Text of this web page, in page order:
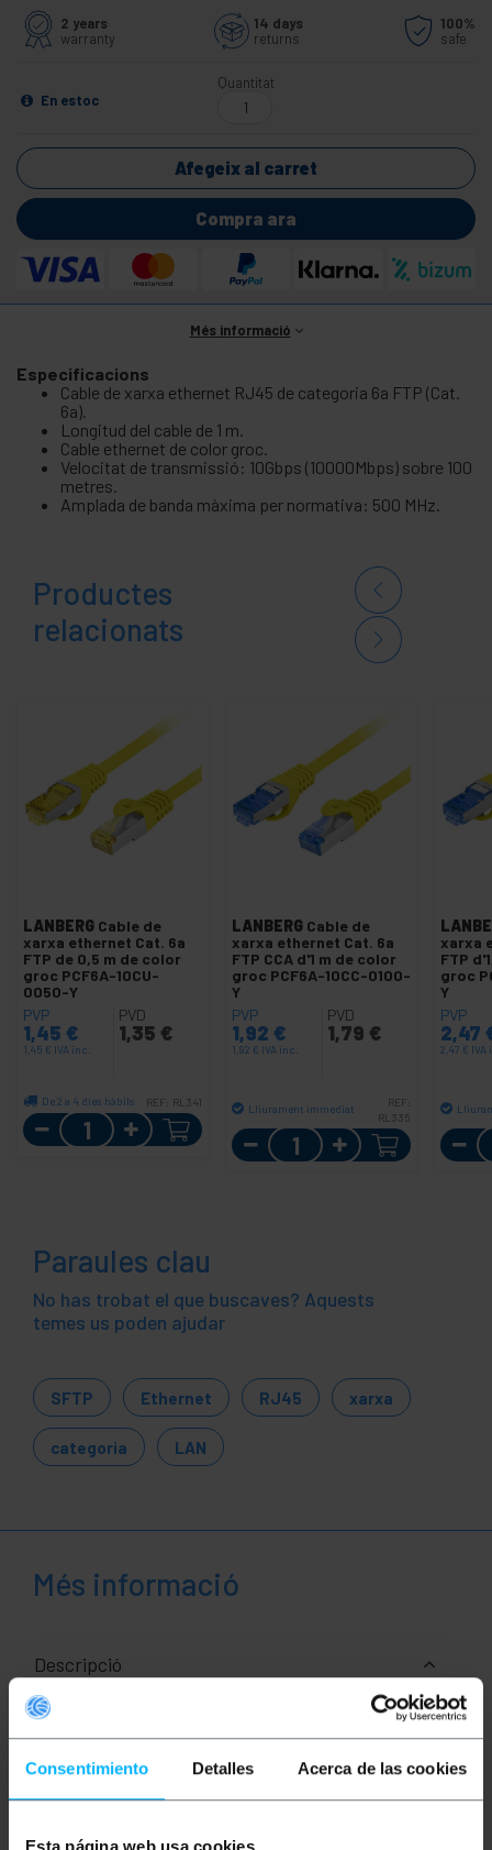
Consentimiento Detalles Acerca de las cookies
2 years
warranty
14 days
returns
100%
safe
En estoc
Quantitat
Afegeix al carret
Compra ara
Més informació
Especificacions
Cable de xarxa ethernet RJ45 de categoria 6a FTP (Cat.
6a).
Longitud del cable de 1 m.
Cable ethernet de color groc.
Velocitat de transmissió: 10Gbps (10000Mbps) sobre 100
metres.
Amplada de banda màxima per normativa: 500 MHz.
Productes
relacionats
LANBERG Cable de
xarxa ethernet Cat. 6a
FTP de 0,5 m de color
groc PCF6A-10CU-
0050-Y
PVP
1,45 €
1,45 € IVA inc.
PVD
1,35 €
De 2 a 4 dies hàbils REF: RL341
Quantitat
LANBERG Cable de
xarxa ethernet Cat. 6a
FTP CCA d'1 m de color
groc PCF6A-10CC-0100-
Y
PVP
1,92 €
1,92 € IVA inc.
PVD
1,79 €
Lliurament immediat
REF:
RL335
Quantitat
xarxa
FTP
groc
Y
PVP
2,47
2,47 € IVA
Paraules clau
No has trobat el que buscaves? Aquests
temes us poden ajudar
SFTP Ethernet RJ45 xarxa
categoria LAN
Més informació
Descripció
transmissió de dades i veu de manera
PVC que actua com a aïllant. Ideal per a ús tant a
Permet interconnectar dispositius que disposin de